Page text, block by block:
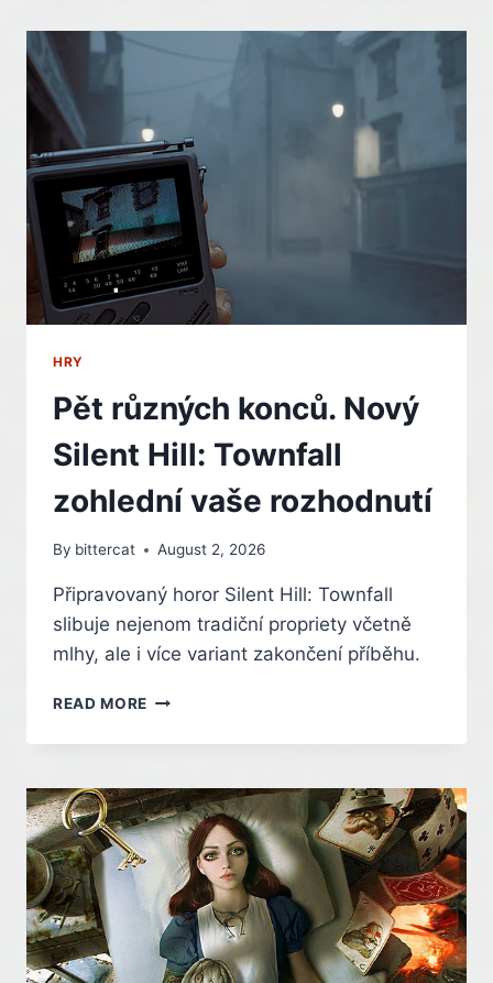
RON
PARK
2
HRY
Pět různých konců. Nový
Silent Hill: Townfall
zohlední vaše rozhodnutí
By bittercat August 2, 2026
Připravovaný horor Silent Hill: Townfall
slibuje nejenom tradiční propriety včetně
mlhy, ale i více variant zakončení příběhu.
READ MORE PĚT
KONCŮ.
SILENT
HILL:
TOWNFALL
ZOHLEDNÍ
VAŠE
ROZHODNUTÍ